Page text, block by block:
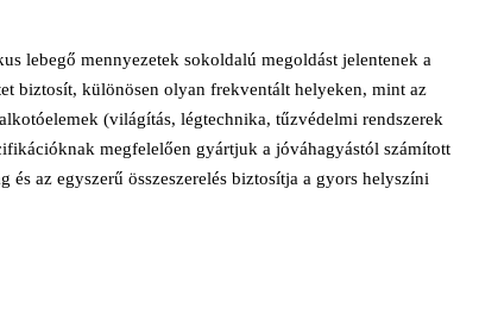
lebegő mennyezetek sokoldalú megoldást jelentenek a
biztosít, különösen olyan frekventált helyeken, mint az
(világítás, légtechnika, tűzvédelmi rendszerek
megfelelően gyártjuk a jóváhagyástól számított
az egyszerű összeszerelés biztosítja a gyors helyszíni